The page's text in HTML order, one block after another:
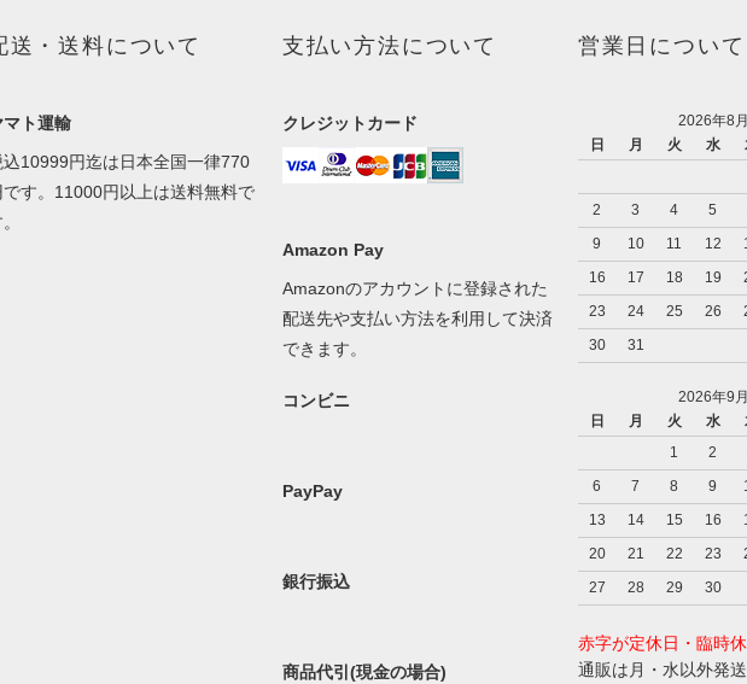
送・送料について
マト運輸
込10999円迄は日本全国一律770
です。11000円以上は送料無料で
支払い方法について
クレジットカード
Amazon Pay
Amazonのアカウントに登録された
配送先や支払い方法を利用して決済
できます。
コンビニ
PayPay
銀行振込
商品代引(現金の場合)
営業日について
2026年8月
日
月 火 水
2
3 4 5
9
10 11 12
16
17 18 19
23
24 25 26
30
31
2026年9月
日
月 火 水
1
2
6
7 8 9
13
14 15 16
20
21 22 23
27
28 29 30
赤字が定休日・臨時休
通販は月・水以外発送